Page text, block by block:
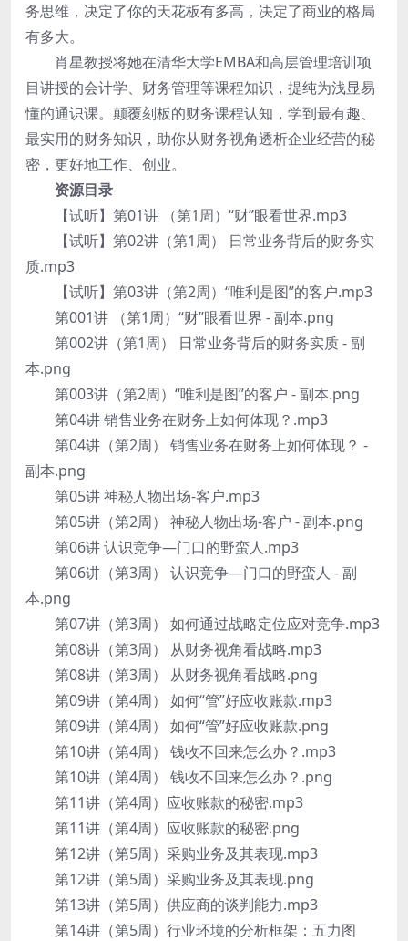
务思维，决定了你的天花板有多高，决定了商业的格局
有多大。
肖星教授将她在清华大学EMBA和高层管理培训项
目讲授的会计学、财务管理等课程知识，提纯为浅显易
懂的通识课。颠覆刻板的财务课程认知，学到最有趣、
最实用的财务知识，助你从财务视角透析企业经营的秘
密，更好地工作、创业。
资源目录
【试听】第01讲 （第1周）“财”眼看世界.mp3
【试听】第02讲（第1周） 日常业务背后的财务实
质.mp3
【试听】第03讲（第2周）“唯利是图”的客户.mp3
第001讲 （第1周）“财”眼看世界 - 副本.png
第002讲（第1周） 日常业务背后的财务实质 - 副
本.png
第003讲（第2周）“唯利是图”的客户 - 副本.png
第04讲 销售业务在财务上如何体现？.mp3
第04讲（第2周） 销售业务在财务上如何体现？ -
副本.png
第05讲 神秘人物出场-客户.mp3
第05讲（第2周） 神秘人物出场-客户 - 副本.png
第06讲 认识竞争—门口的野蛮人.mp3
第06讲（第3周） 认识竞争—门口的野蛮人 - 副
本.png
第07讲（第3周） 如何通过战略定位应对竞争.mp3
第08讲（第3周） 从财务视角看战略.mp3
第08讲（第3周） 从财务视角看战略.png
第09讲（第4周） 如何“管”好应收账款.mp3
第09讲（第4周） 如何“管”好应收账款.png
第10讲（第4周） 钱收不回来怎么办？.mp3
第10讲（第4周） 钱收不回来怎么办？.png
第11讲（第4周）应收账款的秘密.mp3
第11讲（第4周）应收账款的秘密.png
第12讲（第5周）采购业务及其表现.mp3
第12讲（第5周）采购业务及其表现.png
第13讲（第5周）供应商的谈判能力.mp3
第14讲（第5周）行业环境的分析框架：五力图